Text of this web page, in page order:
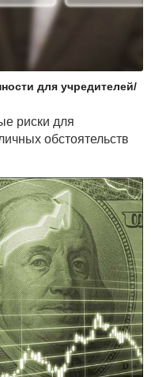
для учредителей/
риски для
обстоятельств